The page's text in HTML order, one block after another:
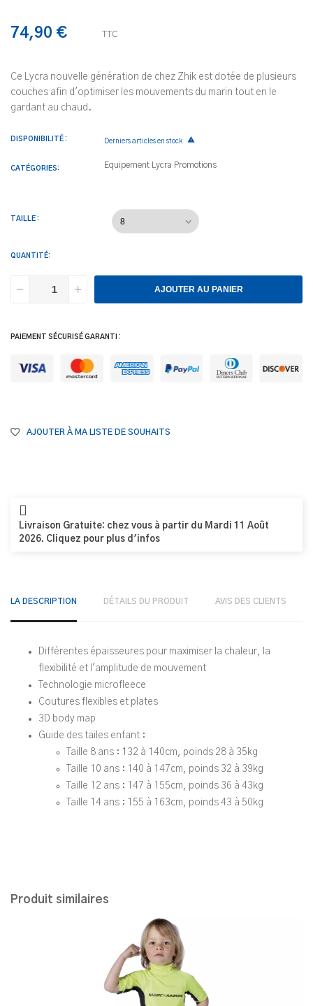
74,90 € TTC
Ce Lycra nouvelle génération de chez Zhik est dotée de plusieurs
couches afin d'optimiser les mouvements du marin tout en le
gardant au chaud.
DISPONIBILITÉ : Derniers articles en stock 
CATÉGORIES: Equipement Lycra Promotions
TAILLE :
QUANTITÉ:
AJOUTER AU PANIER
PAIEMENT SÉCURISÉ GARANTI :
AJOUTER À MA LISTE DE SOUHAITS
Livraison Gratuite: chez vous à partir du Mardi 11 Août
2026. Cliquez pour plus d'infos
LA DESCRIPTION DÉTAILS DU PRODUIT AVIS DES CLIENTS
Différentes épaisseures pour maximiser la chaleur, la
flexibilité et l'amplitude de mouvement
Technologie microfleece
Coutures flexibles et plates
3D body map
Guide des tailes enfant :
Taille 8 ans : 132 à 140cm, poinds 28 à 35kg
Taille 10 ans : 140 à 147cm, poinds 32 à 39kg
Taille 12 ans : 147 à 155cm, poinds 36 à 43kg
Taille 14 ans : 155 à 163cm, poinds 43 à 50kg
Produit similaires